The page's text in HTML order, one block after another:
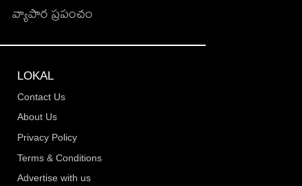
వ్యాపార ప్రపంచం
LOKAL
Contact Us
About Us
Privacy Policy
Terms & Conditions
Advertise with us